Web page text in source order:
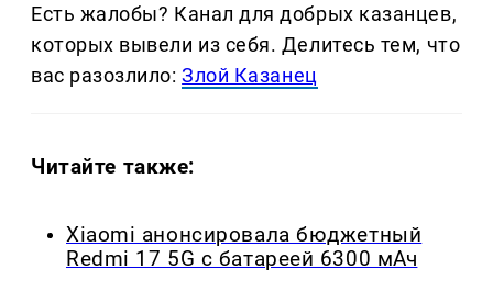
Есть жалобы? Канал для добрых казанцев,
которых вывели из себя. Делитеcь тем, что
вас разозлило:Злой Казанец
Читайте также:
Xiaomi анонсировала бюджетный
Redmi 17 5G с батареей 6300 мАч